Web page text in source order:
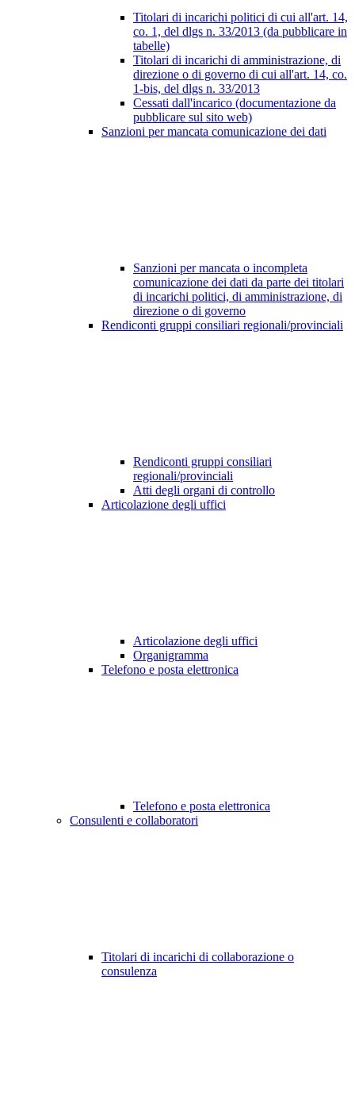
Titolari di incarichi politici di cui all'art. 14,
co. 1, del dlgs n. 33/2013 (da pubblicare in
tabelle)
Titolari di incarichi di amministrazione, di
direzione o di governo di cui all'art. 14, co.
1-bis, del dlgs n. 33/2013
Cessati dall'incarico (documentazione da
pubblicare sul sito web)
Sanzioni per mancata comunicazione dei dati
Sanzioni per mancata o incompleta
comunicazione dei dati da parte dei titolari
di incarichi politici, di amministrazione, di
direzione o di governo
Rendiconti gruppi consiliari regionali/provinciali
Rendiconti gruppi consiliari
regionali/provinciali
Atti degli organi di controllo
Articolazione degli uffici
Articolazione degli uffici
Organigramma
Telefono e posta elettronica
Telefono e posta elettronica
Consulenti e collaboratori
Titolari di incarichi di collaborazione o
consulenza